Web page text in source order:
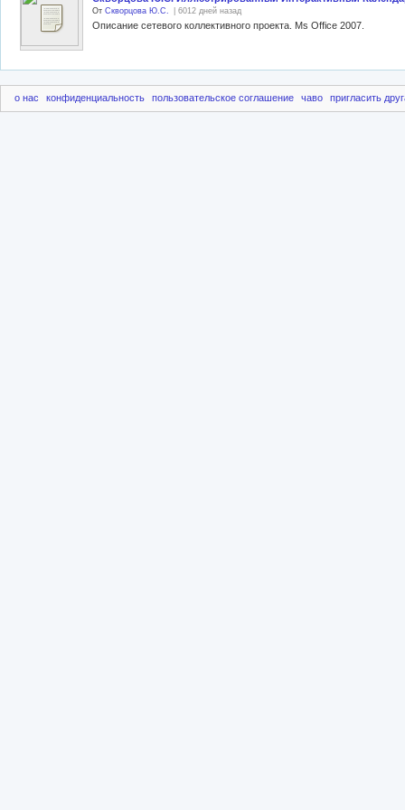
От Скворцова Ю.С. | 6012 дней назад
Описание сетевого коллективного проекта. Ms Office 2007.
о нас конфиденциальность пользовательское соглашение чаво пригласить